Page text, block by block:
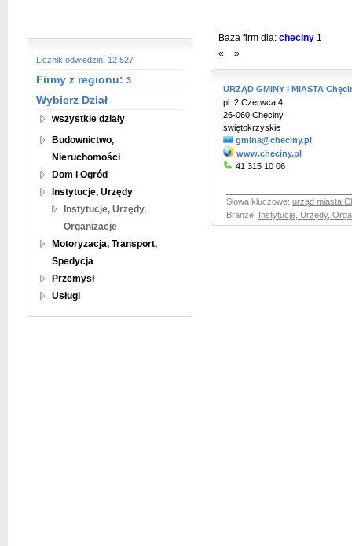
Licznik odwiedzin: 12 527
Firmy z regionu: 3
Wybierz Dział
wszystkie działy
Budownictwo,
Nieruchomości
Dom i Ogród
Instytucje, Urzędy
Instytucje, Urzędy,
Organizacje
Motoryzacja, Transport,
Spedycja
Przemysł
Usługi
Baza firm dla: checiny 1
«
»
URZĄD GMINY I MIASTA
pl. 2 Czerwca 4
26-060 Chęciny
świętokrzyskie
gmina@checiny.pl
www.checiny.pl
41 315 10 06
Słowa kluczowe: urząd miasta
Branże: Instytucje, Urzędy,